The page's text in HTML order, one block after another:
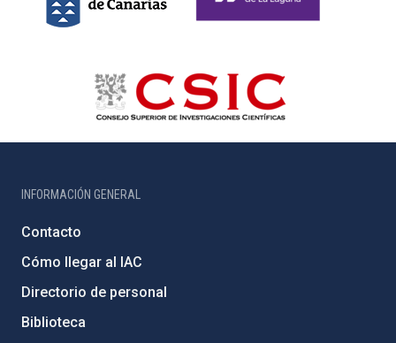
INFORMACIÓN GENERAL
Contacto
Cómo llegar al IAC
Directorio de personal
Biblioteca